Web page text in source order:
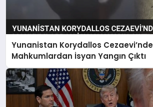
Yunanistan Korydallos
Mahkumlardan İsyan Yangın Çıktı